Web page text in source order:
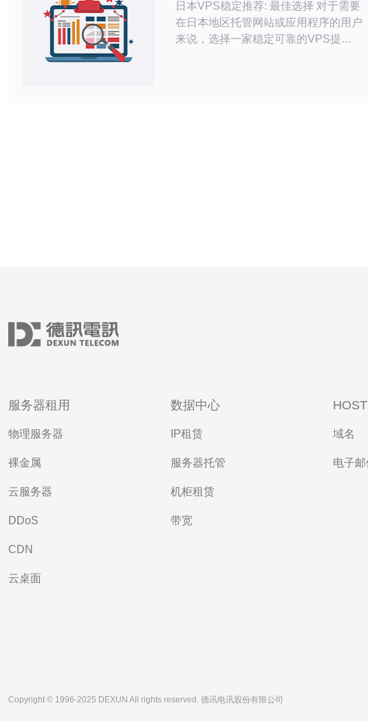
日本VPS稳定推荐: 最佳选择 对于需要
在日本地区托管网站或应用程序的用户
来说，选择一家稳定可靠的VPS提供
服务器租用
物理服务器
裸金属
云服务器
DDoS
CDN
云桌面
数据中心
IP租赁
服务器托管
机柜租赁
带宽
HOST
域名
电子
Copyright © 1996-2025 DEXUN All rights reserved. 德讯电讯股份有限公司